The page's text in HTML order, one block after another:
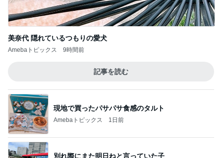
美奈代 隠れているつもりの愛犬
Amebaトピックス 9時間前
記事を読む
現地で買ったパサパサ食感のタルト
Amebaトピックス 1日前
別れ際にまた明日ねと言っていた子